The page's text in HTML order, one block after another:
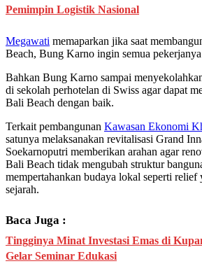
Pemimpin Logistik Nasional
Megawati memaparkan jika saat
Beach, Bung Karno ingin semua
Bahkan Bung Karno sampai
di sekolah perhotelan di Swiss agar dapat
Bali Beach dengan baik.
Terkait pembangunan Kawasan Ekonomi
satunya melaksanakan revitalisasi Grand
Soekarnoputri memberikan arahan agar
Bali Beach tidak mengubah struktur
mempertahankan budaya lokal seperti relief
sejarah.
Baca Juga :
Tingginya Minat Investasi Emas di
Gelar Seminar Edukasi